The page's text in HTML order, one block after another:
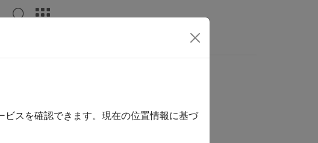
MATLABモードで実行されているかを判定
スを確認できます。現在の位置情報に基づ